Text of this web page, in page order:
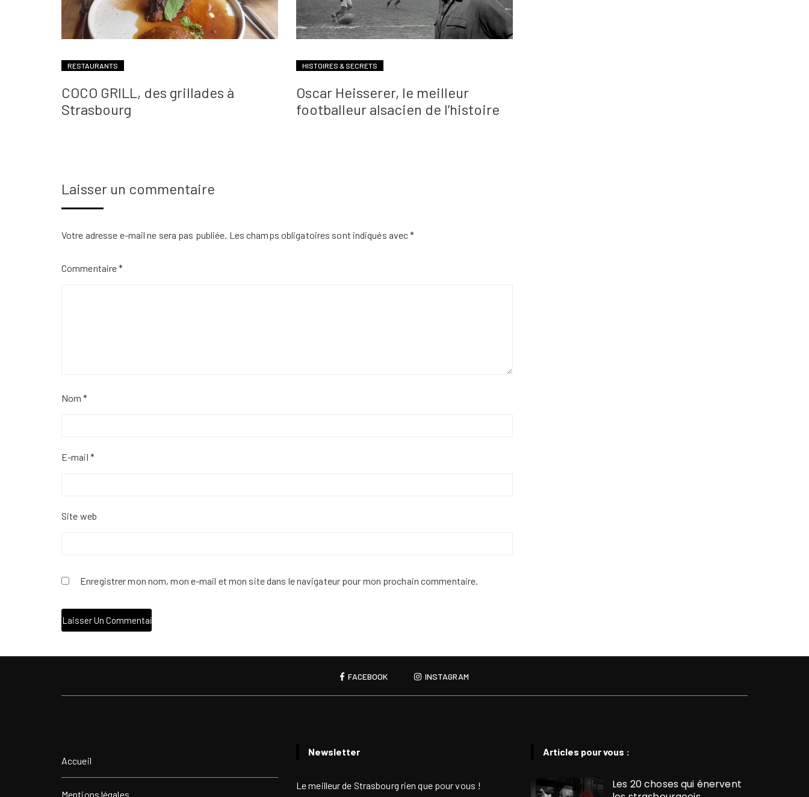
RESTAURANTS
COCO GRILL, des grillades à
Strasbourg
HISTOIRES & SECRETS
Oscar Heisserer, le meilleur
footballeur alsacien de l’histoire
Laisser un commentaire
Votre adresse e-mail ne sera pas publiée. Les champs obligatoires sont indiqués avec*
Commentaire*
Nom*
E-mail *
Site web
Enregistrer mon nom, mon e-mail et mon site dans le navigateur pour mon prochain commentaire.
FACEBOOK INSTAGRAM
Accueil
Mentions légales
Newsletter
Le meilleur de Strasbourg rien que pour vous !
Articles pour vous :
Les 20 choses qui énervent